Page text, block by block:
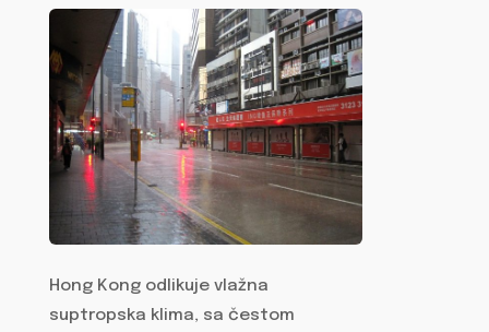
Hong Kong odlikuje vlažna
suptropska klima, sa čestom